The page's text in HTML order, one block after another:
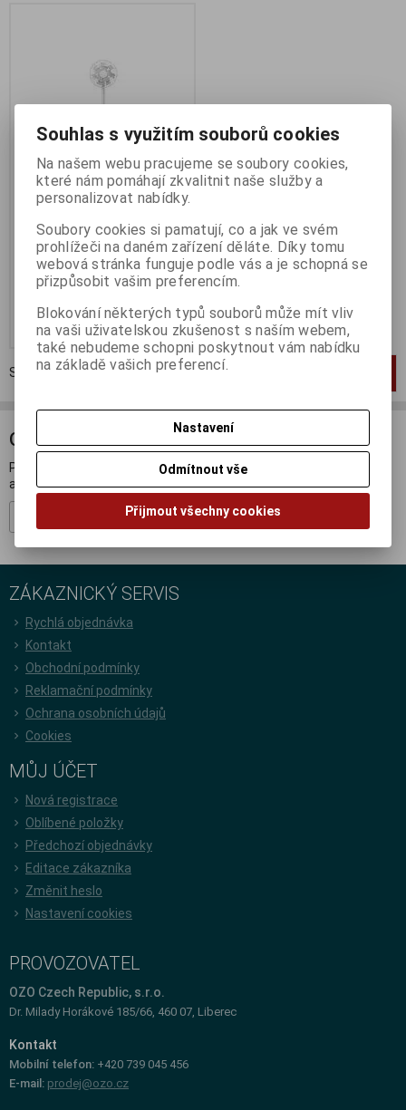
Xiaomi Mi Smart Standing
Fan 2 EU
Termín dodání (dny):4
1 891 Kč
Koupit
Strana 1z1Celkem1záznamů
ODBĚR NOVINEK
Přihlašte se k odběru novinek a buďte informováni o novinkách,
akcích a soutěžích.
ZÁKAZNICKÝ SERVIS
Rychlá objednávka
Kontakt
Obchodní podmínky
Reklamační podmínky
Ochrana osobních údajů
Cookies
MŮJ ÚČET
Nová registrace
Oblíbené položky
Předchozí objednávky
Editace zákazníka
Změnit heslo
Nastavení cookies
PROVOZOVATEL
OZO Czech Republic, s.r.o.
Dr. Milady Horákové 185/66, 460 07, Liberec
Kontakt
Mobilní telefon: +420 739 045 456
E-mail: prodej@ozo.cz
Souhlas s využitím souborů cookies
Na našem webu pracujeme se soubory cookies,
které nám pomáhají zkvalitnit naše služby a
personalizovat nabídky.
Soubory cookies si pamatují, co a jak ve svém
prohlížeči na daném zařízení děláte. Díky tomu
webová stránka funguje podle vás a je schopná se
přizpůsobit vašim preferencím.
Blokování některých typů souborů může mít vliv
na vaši uživatelskou zkušenost s naším webem,
také nebudeme schopni poskytnout vám nabídku
na základě vašich preferencí.
Nastavení
Odmítnout vše
Přijmout všechny cookies